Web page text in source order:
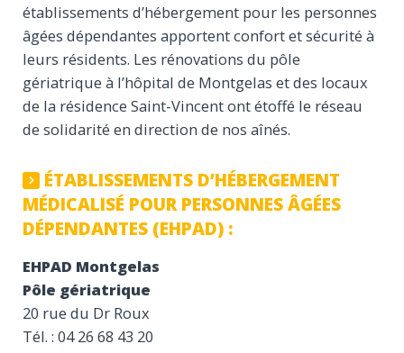
établissements d’hébergement pour les personnes
âgées dépendantes apportent confort et sécurité à
leurs résidents. Les rénovations du pôle
gériatrique à l’hôpital de Montgelas et des locaux
de la résidence Saint-Vincent ont étoffé le réseau
de solidarité en direction de nos aînés.
ÉTABLISSEMENTS D’HÉBERGEMENT
MÉDICALISÉ POUR PERSONNES ÂGÉES
DÉPENDANTES (EHPAD) :
EHPAD Montgelas
Pôle gériatrique
20 rue du Dr Roux
Tél. : 04 26 68 43 20